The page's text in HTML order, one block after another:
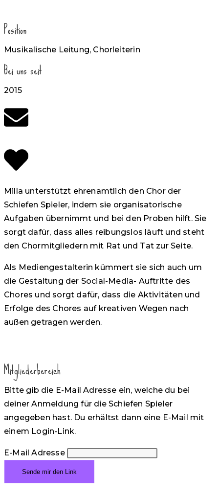
Position
Musikalische Leitung, Chorleiterin
Bei uns seit
2015
Milla unterstützt ehrenamtlich den Chor der
Schiefen Spieler, indem sie organisatorische
Aufgaben übernimmt und bei den Proben hilft. Sie
sorgt dafür, dass alles reibungslos läuft und steht
den Chormitgliedern mit Rat und Tat zur Seite.
Als Mediengestalterin kümmert sie sich auch um
die Gestaltung der Social-Media- Auftritte des
Chores und sorgt dafür, dass die Aktivitäten und
Erfolge des Chores auf kreativen Wegen nach
außen getragen werden.
Mitgliederbereich
Bitte gib die E-Mail Adresse ein, welche du bei
deiner Anmeldung für die Schiefen Spieler
angegeben hast. Du erhältst dann eine E-Mail mit
einem Login-Link.
E-Mail Adresse